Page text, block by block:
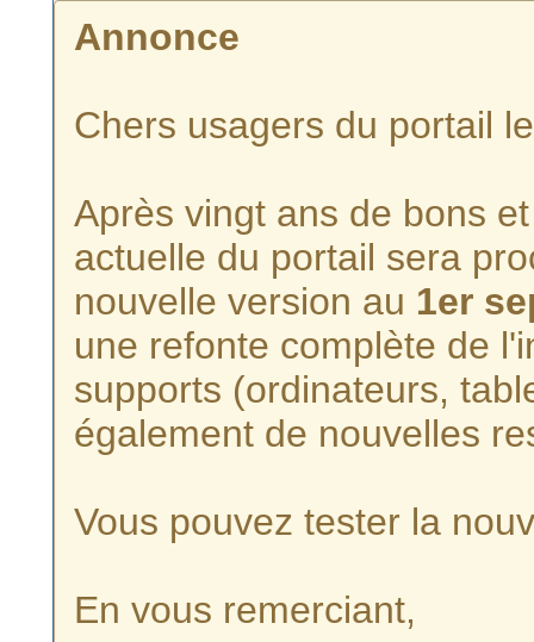
Annonce
Chers usagers du portail
Après vingt ans de bons
actuelle du portail sera
nouvelle version au 1er
une refonte complète de
supports (ordinateurs,
également de nouvelles
Vous pouvez tester la
En vous remerciant,